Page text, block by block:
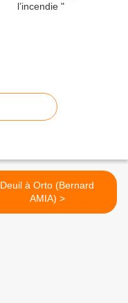
Deuil à Orto (Bernard
AMIA) >